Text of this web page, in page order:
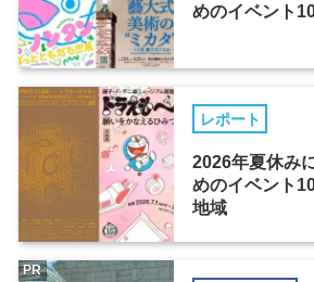
めのイベント
レポート
2026年夏休み
めのイベント
地域
PR